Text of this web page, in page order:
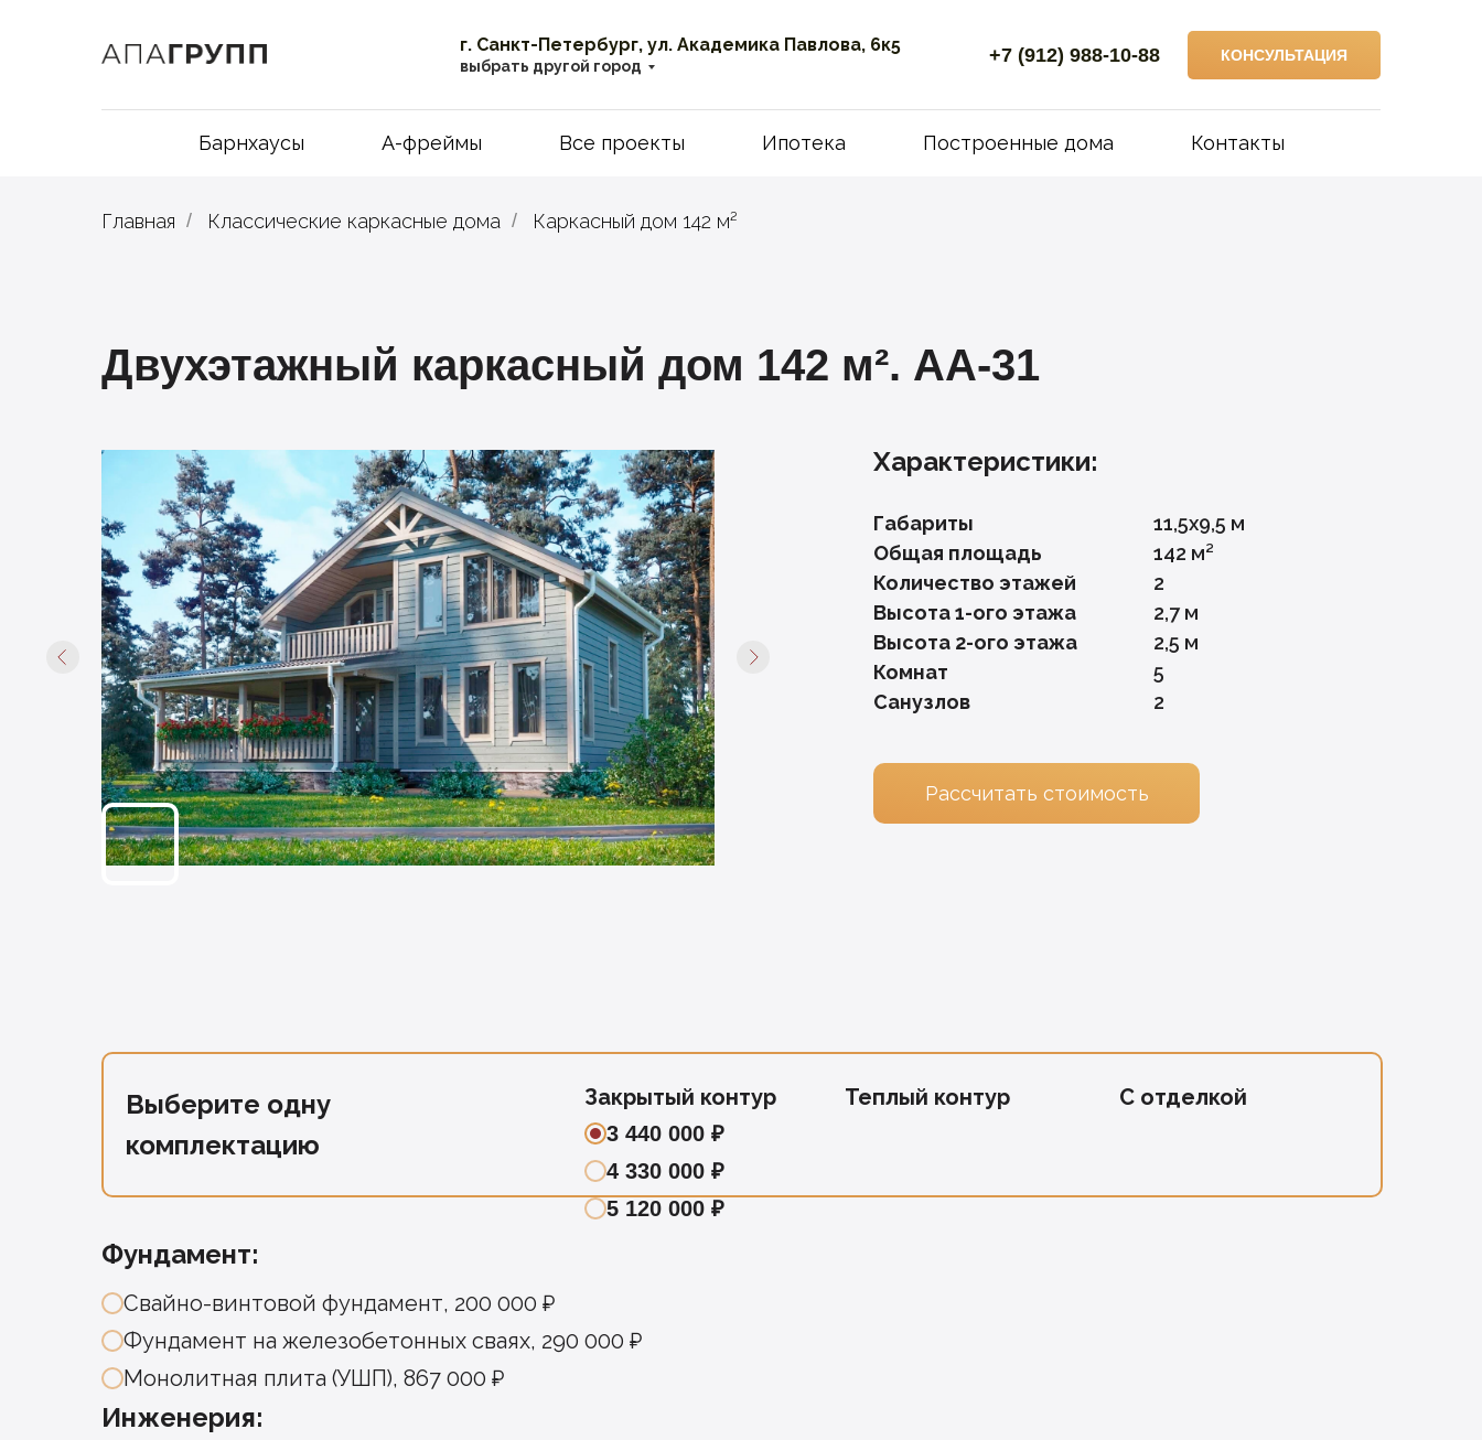
г. Санкт-Петербург, ул. Академика Павлова, 6к5
выбрать другой город
+7 (912) 988-10-88 КОНСУЛЬТАЦИЯ
Барнхаусы А-фреймы Все проекты Ипотека Построенные дома Контакты
Главная / Классические каркасные дома / Каркасный дом 142 м²
Двухэтажный каркасный дом 142 м². АА-31
Характеристики:
11,5х9,5 м
142 м²
2
2,7 м
2,5 м
5
2
Габариты
Общая площадь
Количество этажей
Высота 1-ого этажа
Высота 2-ого этажа
Комнат
Санузлов
Рассчитать стоимость
Фундамент:
Свайно-винтовой фундамент, 200 000 ₽
Фундамент на железобетонных сваях, 290 000 ₽
Монолитная плита (УШП), 867 000 ₽
Инженерия:
Выберите одну
комплектацию
Закрытый контур
3 440 000 ₽
4 330 000 ₽
5 120 000 ₽
Теплый контур С отделкой